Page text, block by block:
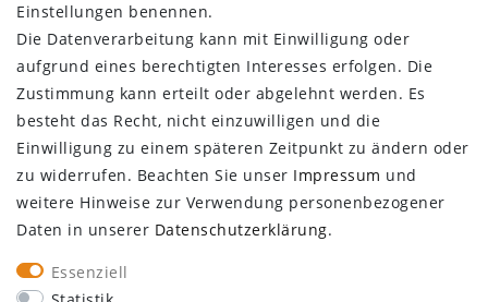
KUNDENSERVICE
Infocenter
Newsletter
Kontakt
Großkundenzugang
Vertrag widerrufen
ÜBER UNS
Einstellungen benennen.
Die Datenverarbeitung kann mit Einwilligung oder
aufgrund eines berechtigten Interesses erfolgen. Die
Zustimmung kann erteilt oder abgelehnt werden. Es
besteht das Recht, nicht einzuwilligen und die
Einwilligung zu einem späteren Zeitpunkt zu ändern oder
zu widerrufen. Beachten Sie unser Impressum und
weitere Hinweise zur Verwendung personenbezogener
Daten in unserer Daten­schutz­erklärung.
Essenziell